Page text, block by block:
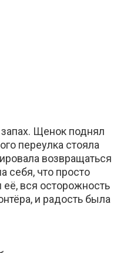
Щенок поднял
переулка стояла
возвращаться
себя, что просто
вся осторожность
и радость была